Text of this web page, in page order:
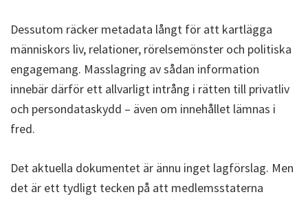
Dessutom räcker metadata långt för att kartlägga
människors liv, relationer, rörelsemönster och politiska
engagemang. Masslagring av sådan information
innebär därför ett allvarligt intrång i rätten till privatliv
och persondataskydd – även om innehållet lämnas i
fred.
Det aktuella dokumentet är ännu inget lagförslag. Men
det är ett tydligt tecken på att medlemsstaterna